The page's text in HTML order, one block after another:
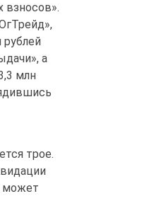
взносов».
рублей
а
млн
трое.
может